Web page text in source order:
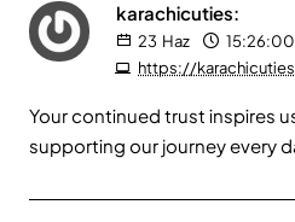
karachicuties:
23 Haz
15:26:00
https://
Your continued trust inspires
supporting our journey every